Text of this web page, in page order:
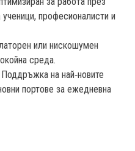
професионалисти и
или нискошумен
среда.
на най‑новите
портове за ежедневна